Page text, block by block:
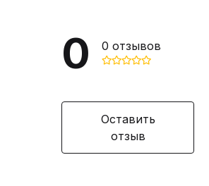
0 0 отзывов
Оставить
отзыв